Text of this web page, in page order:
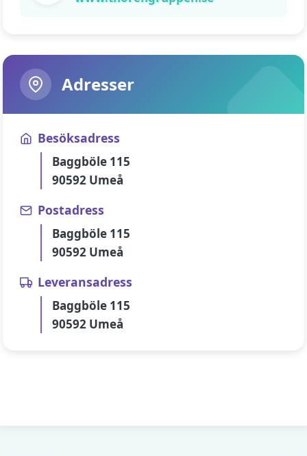
Adresser
Besöksadress
Baggböle 115
90592 Umeå
Postadress
Baggböle 115
90592 Umeå
Leveransadress
Baggböle 115
90592 Umeå